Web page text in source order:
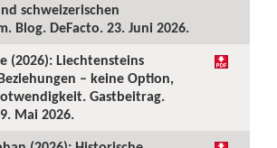
schweizerischen
Blog. DeFacto. 23. Juni 2026.
(2026): Liechtensteins
– keine Option,
Gastbeitrag.
Mai 2026.